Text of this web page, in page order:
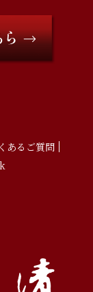
あるご質問